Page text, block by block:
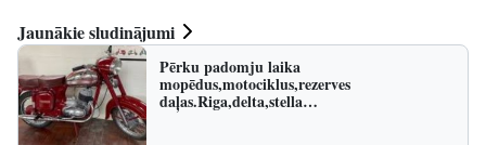
Jaunākie sludinājumi
Pērku padomju laika
mopēdus,motociklus,rezerves
daļas.Riga,delta,stella…